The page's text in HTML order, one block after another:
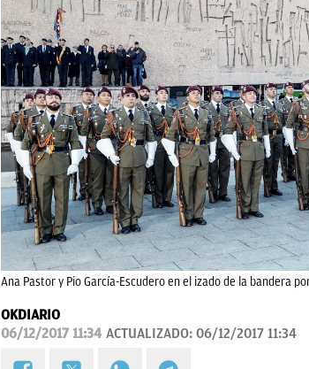
Ana Pastor y Pio García-Escudero en el izado de la bandera
OKDIARIO
06/12/2017 11:34 ACTUALIZADO: 06/12/2017 11:34